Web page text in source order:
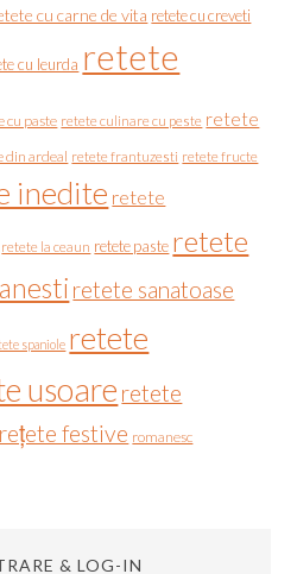
cu carne de vita retete cu creveti
cu leurda retete
cu paste retete culinare cu peste retete
din ardeal retete frantuzesti retete fructe
inedite retete
retete la ceaun retete paste retete
retete sanatoase
spaniole retete
usoare retete
rețete festive romanesc
& LOG-IN